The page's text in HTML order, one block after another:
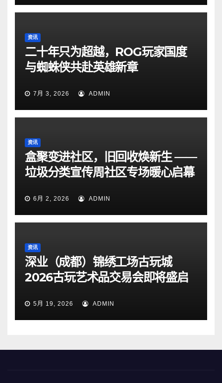
资讯
二十年只为超越，ROG玩家国度
与蜘蛛侠共赴英雄新章
7月 3, 2026 ADMIN
资讯
盒聚变进社区，旧回收焕新生 ——
垃圾分类宣传周社区专场暖心启幕
6月 2, 2026 ADMIN
资讯
深业（成都）锦绣工场古玩城
2026古玩艺术品交易会即将盛启
5月 19, 2026 ADMIN